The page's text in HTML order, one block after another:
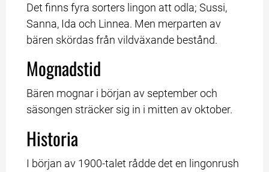
Det finns fyra sorters lingon att odla; Sussi,
Sanna, Ida och Linnea. Men merparten av
bären skördas från vildväxande bestånd.
Mognadstid
Bären mognar i början av september och
säsongen sträcker sig in i mitten av oktober.
Historia
I början av 1900-talet rådde det en lingonrush